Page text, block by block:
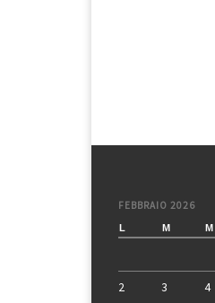
FEBBRAIO 2026
L M M
2 3 4